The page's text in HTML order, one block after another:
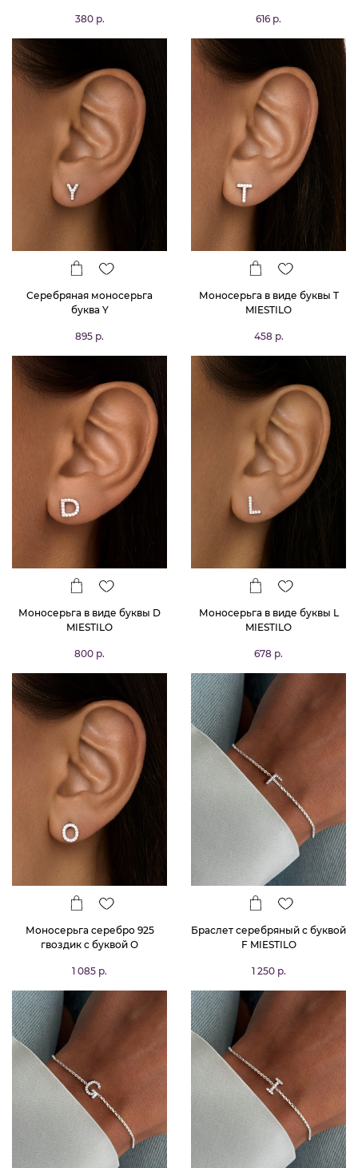
380 р. 616 р.
Серебряная моносерьга
буква Y
895 р.
Моносерьга в виде буквы T
MIESTILO
458 р.
Моносерьга в виде буквы D
MIESTILO
800 р.
Моносерьга в виде буквы L
MIESTILO
678 р.
Моносерьга серебро 925
гвоздик c буквой O
1 085 р.
Браслет серебряный с буквой
F MIESTILO
1 250 р.